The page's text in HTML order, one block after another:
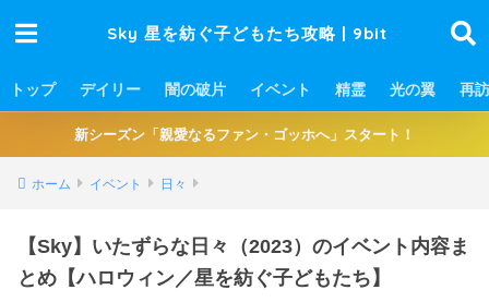
Sky 星を紡ぐ子どもたち攻略 | 9bit
トップ デイリー 闇の破片 イベント 精霊 光の翼 再訪
新シーズン「親愛なるファン・ゴッホへ」スタート！
ホーム イベント 日々
【Sky】いたずらな日々（2023）のイベント内容ま
とめ【ハロウィン／星を紡ぐ子どもたち】